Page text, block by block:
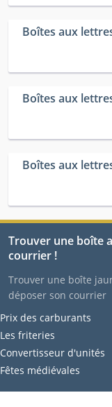
Boîtes aux
Boîtes aux
Boîtes aux
Trouver une boîte
courrier !
Trouver une boîte
déposer son courrier
Prix des carburants
Les friteries
Convertisseur d'unités
Fêtes médiévales